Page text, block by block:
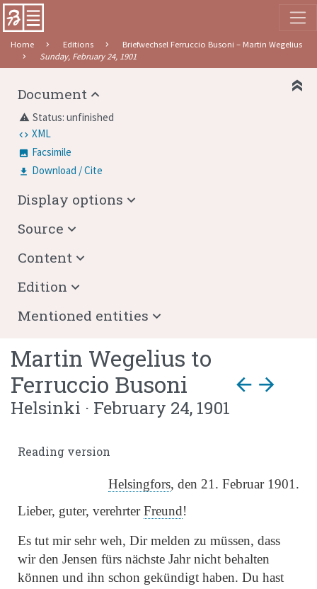
Home Editions
Briefwechsel Ferruccio Busoni – Martin Wegelius
Sunday, February 24, 1901
Martin Wegelius to
Ferruccio Busoni
arrow_back arrow_forward
Helsinki · February 24, 1901
Reading version
Helsingfors, den 21. Februar 1901.
Lieber, guter, verehrterFreund!
Es tut mir sehr weh, Dir melden zu müssen, dass
wir den Jensen fürs nächste Jahr nicht behalten
können und ihn schon gekündigt haben. Du hast
Document
warning Status: unfinished
XML
Facsimile
Download / Cite
Display options
Source
Content
Edition
Mentioned entities